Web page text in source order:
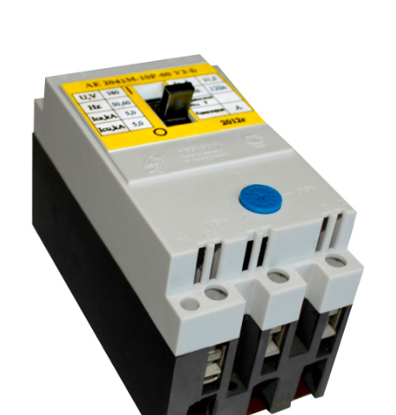
Стремянки с
Стремянки с
опорой
Ширмы
РЗА (шторы)
Штендеры
Щиты
диэлектрические